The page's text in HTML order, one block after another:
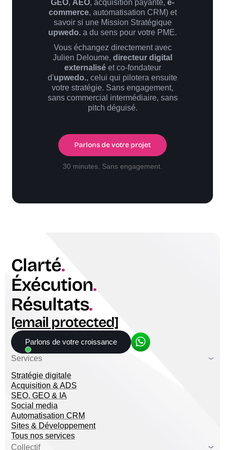
GEO, AEO, acquisition payante, e-
commerce, automatisation CRM) et
savoir si une Mission Stratégique
upwedo. a du sens pour votre PME.
Vous échangez directement avec
Julien Deloume, directeur digital
externaliséet co-fondateur
d'upwedo., celui qui pilotera ensuite
votre stratégie. Sans engagement,
sans commercial intermédiaire, sans
pitch déguisé.
Parlons de votre projet
30 minutes. Sans engagement.
Clarté.
Éxécution.
Résultats.
[email protected]
Parlons de votre croissance
Services
Stratégie digitale
Acquisition & ADS
SEO, GEO & IA
Social media
Automatisation CRM
Sites & Développement
Tous nos services
Collectif